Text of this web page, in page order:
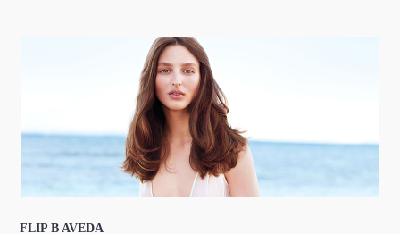
FLIP B AVEDA